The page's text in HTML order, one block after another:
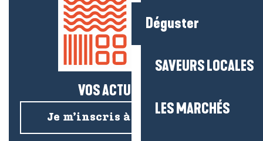
Déguster
SAVEURS LOCALES
LES MARCHÉS
VOS ACTUS SALÉES !
Je m’inscris à la newsletter